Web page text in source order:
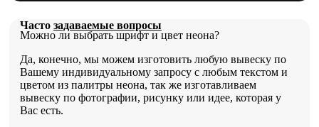
Часто задаваемые вопросы
Можно ли выбрать шрифт и цвет неона?
Да, конечно, мы можем изготовить любую вывеску по
Вашему индивидуальному запросу с любым текстом и
цветом из палитры неона, так же изготавливаем
вывеску по фотографии, рисунку или идее, которая у
Вас есть.